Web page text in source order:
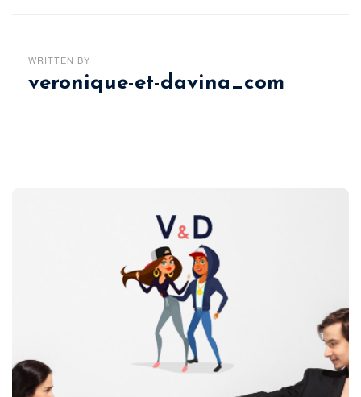
WRITTEN BY
veronique-et-davina_com